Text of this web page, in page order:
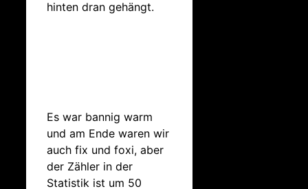
hinten dran gehängt.
Es war bannig warm
und am Ende waren wir
auch fix und foxi, aber
der Zähler in der
Statistik ist um 50